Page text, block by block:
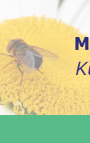
Skip to